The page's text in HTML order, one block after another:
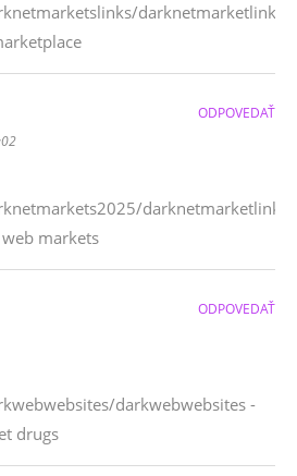
darknetmarketlinks
darknetmarketlinks
markets
ODPOVEDAŤ
darkwebwebsites -
drugs
ODPOVEDAŤ